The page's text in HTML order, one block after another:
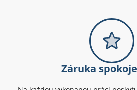
Záruka